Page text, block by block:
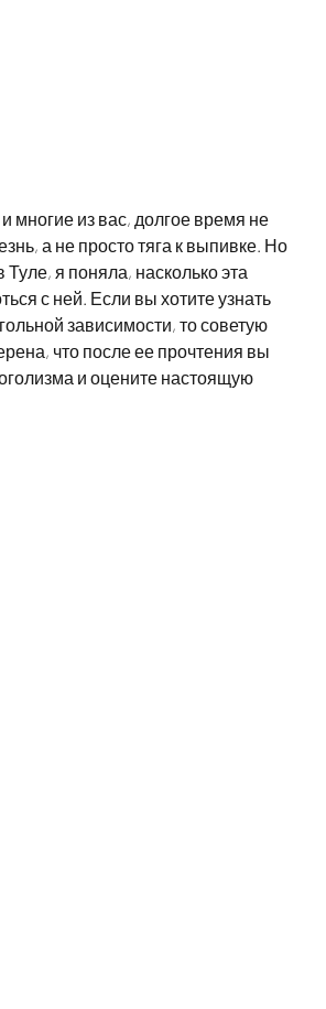
многие из вас, долгое время не
а не просто тяга к выпивке. Но
Туле, я поняла, насколько эта
с ней. Если вы хотите узнать
зависимости, то советую
что после ее прочтения вы
и оцените настоящую